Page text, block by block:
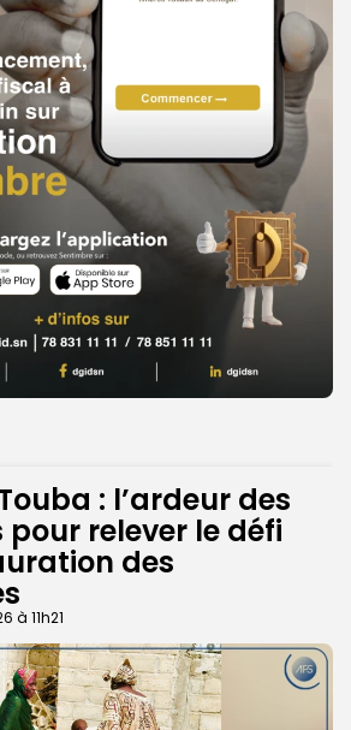
: l’ardeur des
pour relever le défi
des
à 11h21